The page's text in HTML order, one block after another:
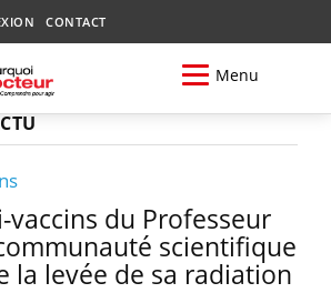
CONTACT
Menu
vaccins du Professeur
scientifique
la levée de sa radiation